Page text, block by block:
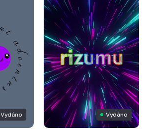
Vydáno Vydáno